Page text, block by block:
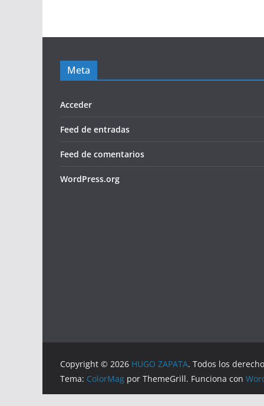
Meta
Acceder
Feed de entradas
Feed de comentarios
WordPress.org
Copyright © 2026 HUGO ZAPATA. Todos los
Tema: ColorMag por ThemeGrill. Funciona con